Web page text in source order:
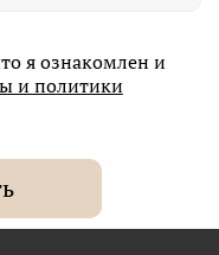
я ознакомлен и
и политики